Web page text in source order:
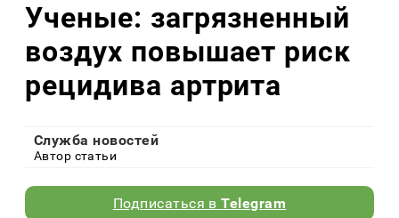
Ученые: загрязненный
воздух повышает риск
рецидива артрита
Служба новостей
Автор статьи
Подписаться вTelegram